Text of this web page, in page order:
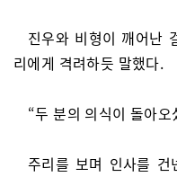
진우와 비형이 깨어난
리에게 격려하듯 말했다.
“두 분의 의식이 돌아
주리를 보며 인사를 건